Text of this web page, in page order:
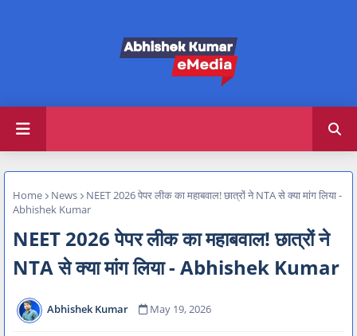
Home News
NEET 2026 पेपर लीक का महाबवाल! छात्रों ने NTA से क्या मांग लिया -
Abhishek Kumar
NEET 2026 पेपर लीक का महाबवाल! छात्रों ने
NTA से क्या मांग लिया - Abhishek Kumar
Abhishek Kumar May 19, 2026